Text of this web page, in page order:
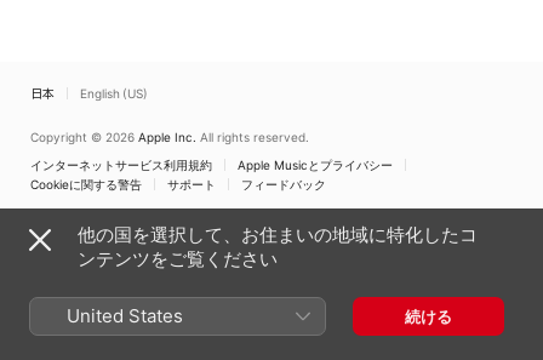
日本 English (US)
Copyright © 2026 Apple Inc. All rights reserved.
インターネットサービス利用規約
Apple Musicとプライバシー
Cookieに関する警告
サポート フィードバック
他の国を選択して、お住まいの地域に特化したコ
ンテンツをご覧ください
United States 続ける